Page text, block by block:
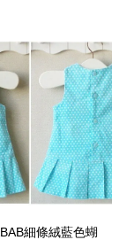
細條絨藍色蝴